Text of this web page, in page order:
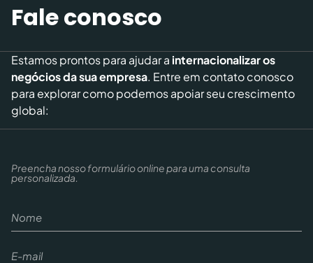
Fale conosco
Estamos prontos para ajudar a internacionalizar os
negócios da sua empresa. Entre em contato conosco
para explorar como podemos apoiar seu crescimento
global:
Preencha nosso formulário online para uma consulta
personalizada.